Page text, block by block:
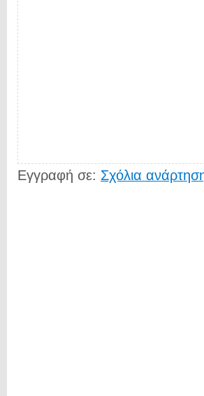
Εγγραφή σε: Σχόλια